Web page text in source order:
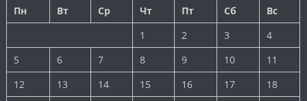
Пн
Вт Ср Чт Пт Сб
Вс
1
2 3
4
5
6 7 8 9 10
11
12
13 14 15 16 17 18